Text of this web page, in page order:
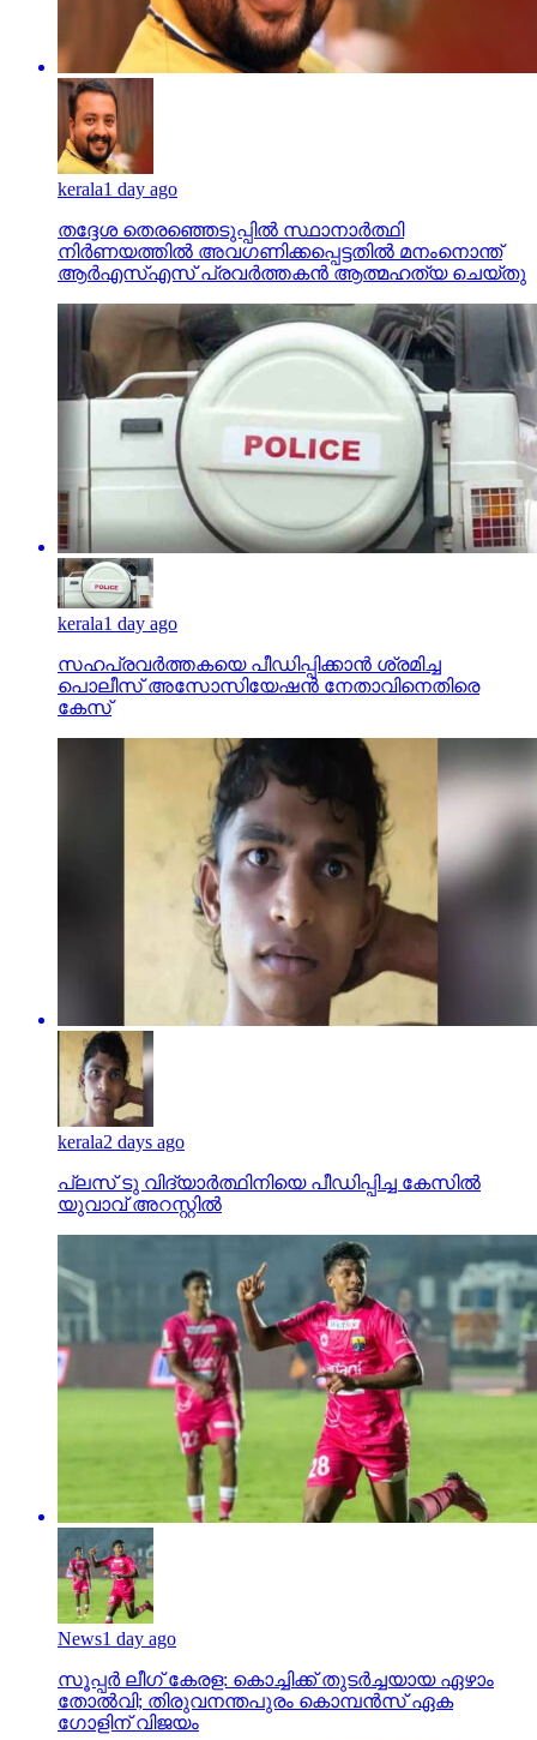
kerala1 day ago
തദ്ദേശ തെരഞ്ഞെടുപ്പില്‍ സ്ഥാനാര്‍ത്ഥി
നിര്‍ണയത്തില്‍ അവഗണിക്കപ്പെട്ടതില്‍ മനംനൊന്ത്
ആര്‍എസ്എസ് പ്രവര്‍ത്തകന്‍ ആത്മഹത്യ ചെയ്തു
kerala1 day ago
സഹപ്രവര്‍ത്തകയെ പീഡിപ്പിക്കാന്‍ ശ്രമിച്ച
പൊലീസ് അസോസിയേഷന്‍ നേതാവിനെതിരെ
കേസ്
kerala2 days ago
പ്ലസ് ടു വിദ്യാര്‍ത്ഥിനിയെ പീഡിപ്പിച്ച കേസില്‍
യുവാവ് അറസ്റ്റില്‍
News1 day ago
സൂപ്പര്‍ ലീഗ് കേരള: കൊച്ചിക്ക് തുടര്‍ച്ചയായ ഏഴാം
തോല്‍വി; തിരുവനന്തപുരം കൊമ്പന്‍സ് ഏക
ഗോളിന് വിജയം